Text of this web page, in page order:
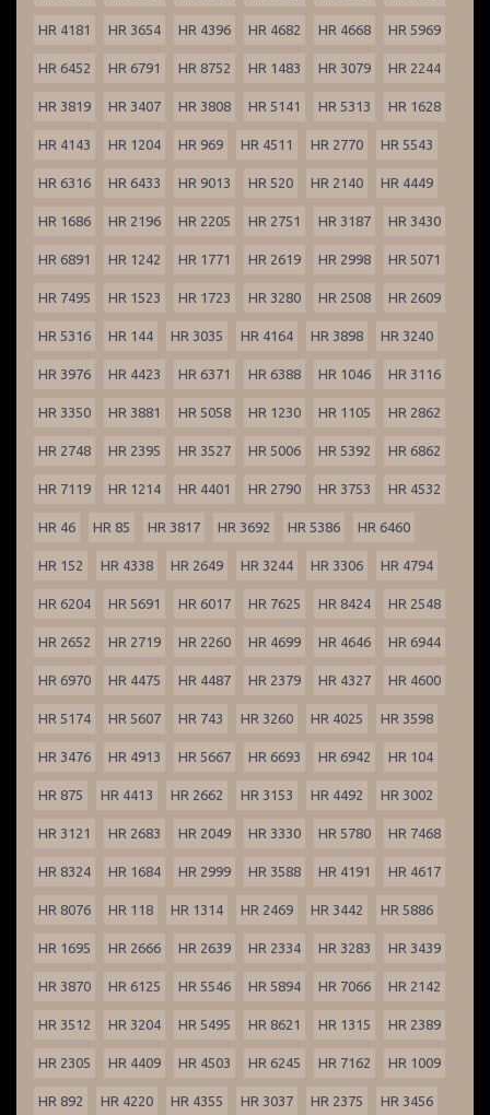
HR 4181 HR 3654 HR 4396 HR 4682 HR 4668 HR 5969
HR 6452 HR 6791 HR 8752 HR 1483 HR 3079 HR 2244
HR 3819 HR 3407 HR 3808 HR 5141 HR 5313 HR 1628
HR 4143 HR 1204 HR 969 HR 4511 HR 2770 HR 5543
HR 6316 HR 6433 HR 9013 HR 520 HR 2140 HR 4449
HR 1686 HR 2196 HR 2205 HR 2751 HR 3187 HR 3430
HR 6891 HR 1242 HR 1771 HR 2619 HR 2998 HR 5071
HR 7495 HR 1523 HR 1723 HR 3280 HR 2508 HR 2609
HR 5316 HR 144 HR 3035 HR 4164 HR 3898 HR 3240
HR 3976 HR 4423 HR 6371 HR 6388 HR 1046 HR 3116
HR 3350 HR 3881 HR 5058 HR 1230 HR 1105 HR 2862
HR 2748 HR 2395 HR 3527 HR 5006 HR 5392 HR 6862
HR 7119 HR 1214 HR 4401 HR 2790 HR 3753 HR 4532
HR 46 HR 85 HR 3817 HR 3692 HR 5386 HR 6460
HR 152 HR 4338 HR 2649 HR 3244 HR 3306 HR 4794
HR 6204 HR 5691 HR 6017 HR 7625 HR 8424 HR 2548
HR 2652 HR 2719 HR 2260 HR 4699 HR 4646 HR 6944
HR 6970 HR 4475 HR 4487 HR 2379 HR 4327 HR 4600
HR 5174 HR 5607 HR 743 HR 3260 HR 4025 HR 3598
HR 3476 HR 4913 HR 5667 HR 6693 HR 6942 HR 104
HR 875 HR 4413 HR 2662 HR 3153 HR 4492 HR 3002
HR 3121 HR 2683 HR 2049 HR 3330 HR 5780 HR 7468
HR 8324 HR 1684 HR 2999 HR 3588 HR 4191 HR 4617
HR 8076 HR 118 HR 1314 HR 2469 HR 3442 HR 5886
HR 1695 HR 2666 HR 2639 HR 2334 HR 3283 HR 3439
HR 3870 HR 6125 HR 5546 HR 5894 HR 7066 HR 2142
HR 3512 HR 3204 HR 5495 HR 8621 HR 1315 HR 2389
HR 2305 HR 4409 HR 4503 HR 6245 HR 7162 HR 1009
HR 892 HR 4220 HR 4355 HR 3037 HR 2375 HR 3456